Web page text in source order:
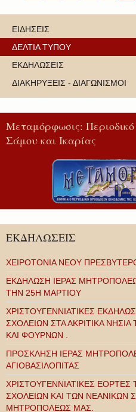
ΕΙΔΗΣΕΙΣ
ΔΕΛΤΙΑ ΤΥΠΟΥ
ΕΚΔΗΛΩΣΕΙΣ
ΔΙΑΚΗΡΥΞΕΙΣ - ΔΙΑΓΩΝΙΣΜΟΙ
Μεταμόρφωσις:
Σάμου και Ικαρίας
ΕΚΔΗΛΩΣΕΙΣ
ΧΕΙΡΟΤΟΝΙΑ ΝΕΟΥ
ΕΚΔΗΛΩΣΗ ΙΕΡΑΣ
ΤΗΝ 25Η ΜΑΡΤΙΟΥ
ΧΡΙΣΤΟΥΓΕΝΝΙΑΤΙΚΕΣ
ΣΧΟΛΕΙΩΝ ΣΤΑ ΑΚΡΙΤΙΚΑ
ΚΑΙ ΦΟΥΡΝΩΝ .
ΠΡΟΣΚΛΗΣΗ ΙΕΡΑΣ
ΑΓΙΟΒΑΣΙΛΟΠΙΤΑΣ
ΧΡΙΣΤΟΥΓΕΝΝΙΑΤΙΚΕΣ ΕΟΡΤΕΣ
ΣΧΟΛΕΙΩΝ ΚΑΙ ΤΩΝ ΝΕΑΝΙΚΩΝ
ΜΗΤΡΟΠΟΛΕΩΣ ΜΑΣ.